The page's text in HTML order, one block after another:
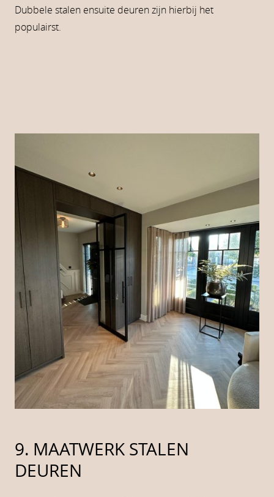
Dubbele stalen ensuite deuren zijn hierbij het
populairst.
9. MAATWERK STALEN
DEUREN